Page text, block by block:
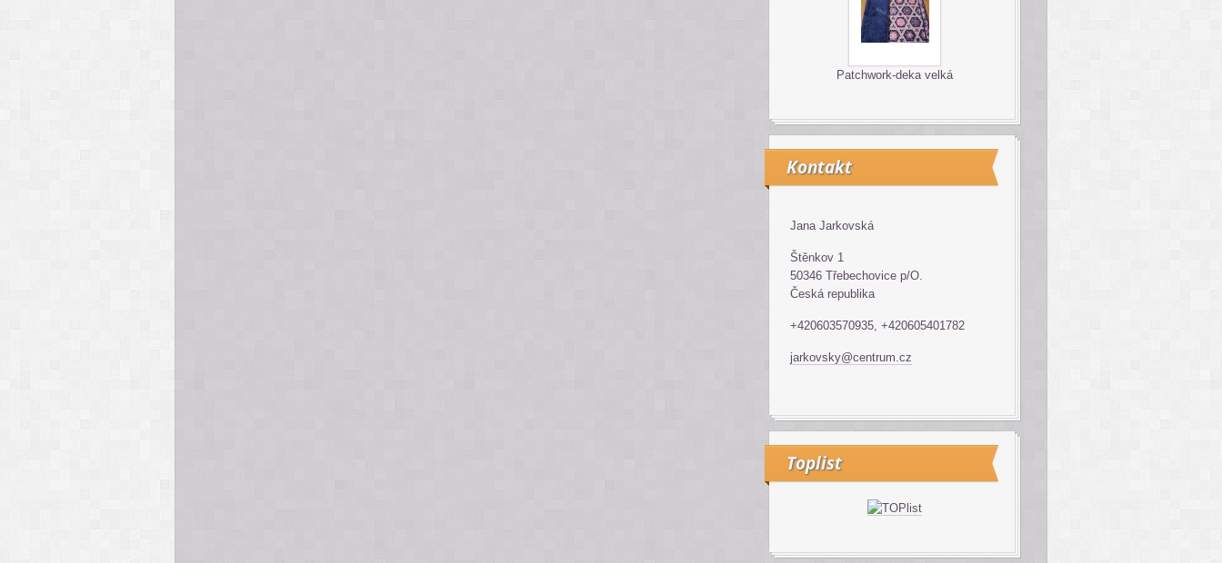
Patchwork-deka velká
Kontakt
Jana Jarkovská
Štěnkov 1
50346 Třebechovice p/O.
Česká republika
+420603570935, +420605401782
jarkovsky@centrum.cz
Toplist